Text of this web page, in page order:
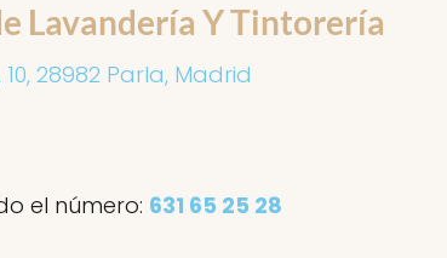
Lavandería Y Tintorería
28982 Parla, Madrid
el número: 631 65 25 28